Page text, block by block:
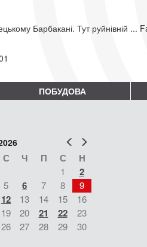
Барбакані. Тут руйнівній
ПОБУДОВА
Попер
С Ч П С Н
1 2
5 6 7 8
9
12 13 14 15
16
19 20 21 22
23
26 27 28 29
30